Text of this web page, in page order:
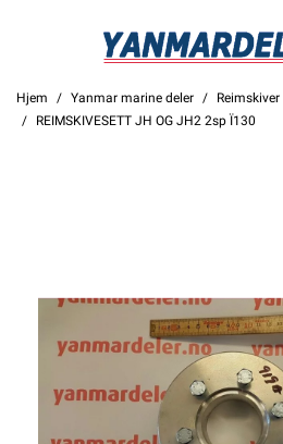
Hjem Yanmar marine deler
Reimskiver
REIMSKIVESETT JH OG JH2 2sp Ï130